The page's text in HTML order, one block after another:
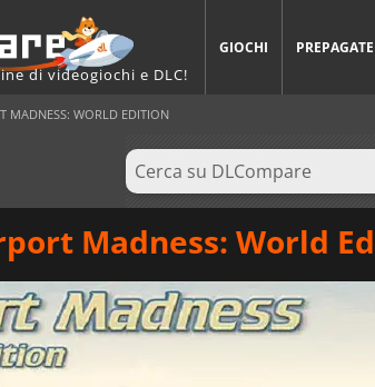
di videogiochi e DLC!
GIOCHI PREPAGATE
MADNESS: WORLD EDITION
Madness: World